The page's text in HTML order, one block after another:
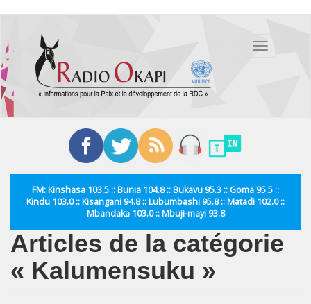
contenu
principal
Toggle
FM: Kinshasa 103.5 :: Bunia 104.8 :: Bukavu 95.3 :: Goma 95.5 ::
Kindu 103.0 :: Kisangani 94.8 :: Lubumbashi 95.8 :: Matadi 102.0 ::
Mbandaka 103.0 :: Mbuji-mayi 93.8
Articles de la catégorie
« Kalumensuku »